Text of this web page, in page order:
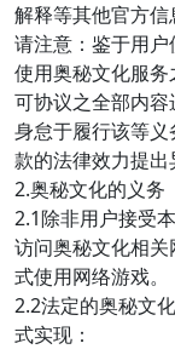
解释等其他官方信
请注意：鉴于用
使用奥秘文化服
可协议之全部内
身怠于履行该等
款的法律效力提出
2.奥秘文化的义务
2.1除非用户接受
访问奥秘文化相
式使用网络游戏。
2.2法定的奥秘文
式实现：